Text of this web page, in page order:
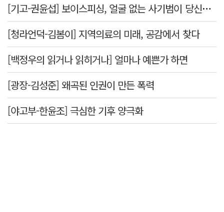
[기고-권윤섭] 보이스피싱, 얼굴 없는 사기범이 당신을 노린다
[청라언덕-김봄이] 지역의료의 미래, 공감에서 찾다
[백정우의 읽거나 읽히거나] 얼마나 예쁜가 하면
[광장-김성준] 왜곡된 인권이 만든 폭력
[야고부-한윤조] 극심한 기후 양극화